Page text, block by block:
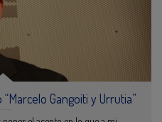
Gangoiti y Urrutia”